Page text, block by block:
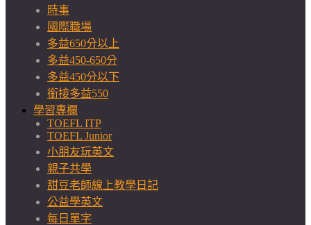
時事
國際職場
多益650分以上
多益450-650分
多益450分以下
銜接多益550
學習專欄
TOEFL ITP
TOEFL Junior
小朋友玩英文
親子共學
甜豆老師線上教學日記
公益學英文
每日單字